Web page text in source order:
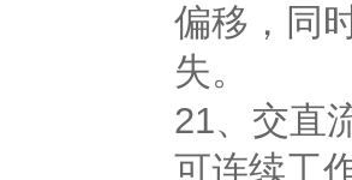
偏移，同
失。
21、交直
可连续工